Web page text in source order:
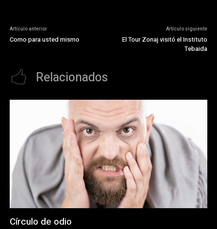
Artículo anterior
Como para usted mismo
Artículo siguiente
El Tour Zonaj visitó el Instituto
Tebaida
Relacionados
Círculo de odio